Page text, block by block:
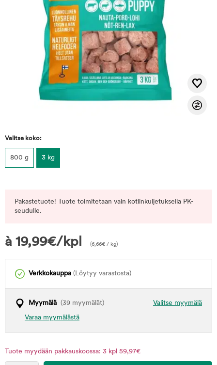
Valitse koko:
800 g 3 kg
Pakastetuote! Tuote toimitetaan vain kotiinkuljetuksella PK-
seudulle.
à 19,99€/kpl (6,66€ / kg)
Verkkokauppa (Löytyy varastosta)
Valitse myymälä
Myymälä (39 myymälät)
Varaa myymälästä
Tuote myydään pakkauskoossa: 3 kpl 59,97€